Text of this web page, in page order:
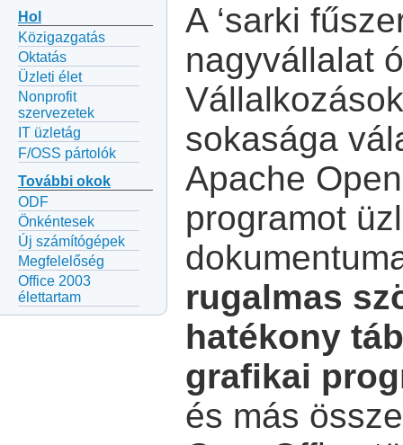
Hol
Közigazgatás
Oktatás
Üzleti élet
Nonprofit
szervezetek
IT üzletág
F/OSS pártolók
További okok
ODF
Önkéntesek
Új számítógépek
Megfelelőség
Office 2003
élettartam
A ‘sarki
nagyvállalat
Vállalkozások
sokasága
Apache
programot
rugalmas
hatékony
grafikai
és más